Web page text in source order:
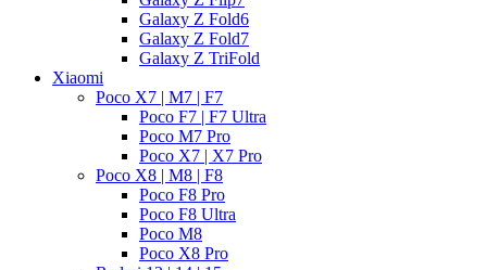
Galaxy Z Fold6
Galaxy Z Fold7
Galaxy Z TriFold
Xiaomi
Poco X7 | M7 | F7
Poco F7 | F7 Ultra
Poco M7 Pro
Poco X7 | X7 Pro
Poco X8 | M8 | F8
Poco F8 Pro
Poco F8 Ultra
Poco M8
Poco X8 Pro